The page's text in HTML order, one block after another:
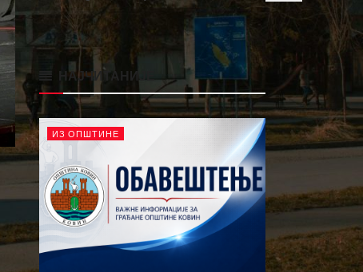
НАЈЧИТАНИЈЕ
ИЗ ОПШТИНЕ